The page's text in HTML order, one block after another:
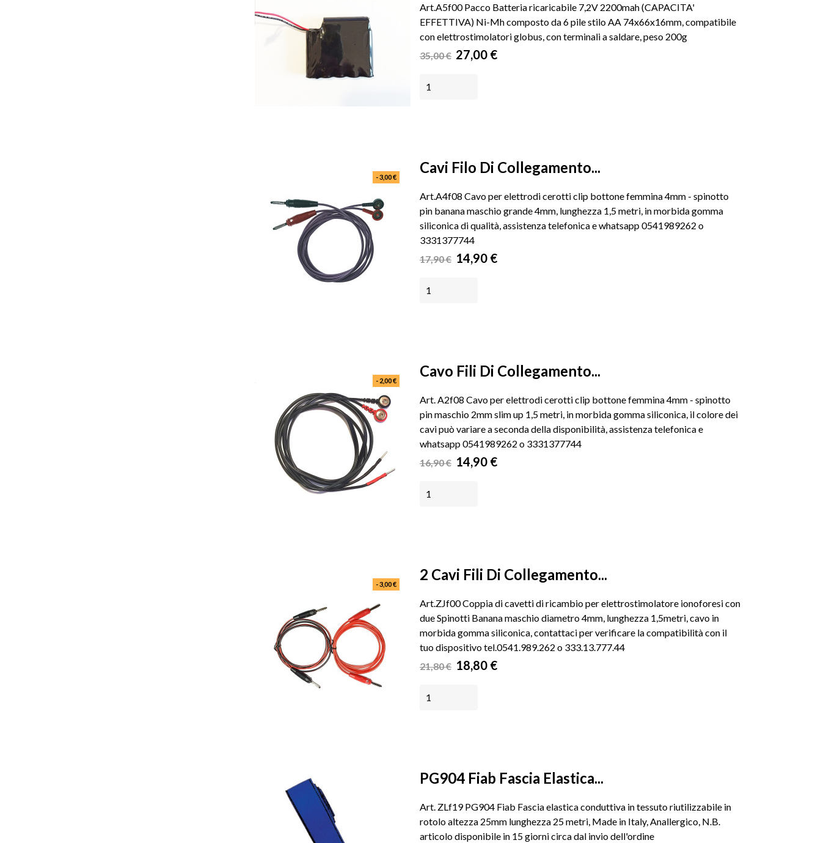
Art.A5f00 Pacco Batteria ricaricabile 7,2V 2200mah (CAPACITA'
EFFETTIVA) Ni-Mh composto da 6 pile stilo AA 74x66x16mm, compatibile
con elettrostimolatori globus, con terminali a saldare, peso 200g
Prezzo
35,00 € Prezzo
27,00 €
Cavi Filo Di Collegamento...
Art.A4f08 Cavo per elettrodi cerotti clip bottone femmina 4mm - spinotto
pin banana maschio grande 4mm, lunghezza 1,5 metri, in morbida gomma
siliconica di qualità, assistenza telefonica e whatsapp 0541989262 o
3331377744
Prezzo
17,90 € Prezzo
14,90 €
- 3,00 €
Cavo Fili Di Collegamento...
Art. A2f08 Cavo per elettrodi cerotti clip bottone femmina 4mm - spinotto
pin maschio 2mm slim up 1,5 metri, in morbida gomma siliconica, il colore dei
cavi può variare a seconda della disponibilità, assistenza telefonica e
whatsapp 0541989262 o 3331377744
Prezzo
16,90 € Prezzo
14,90 €
- 2,00 €
2 Cavi Fili Di Collegamento...
Art.ZJf00 Coppia di cavetti di ricambio per elettrostimolatore ionoforesi con
due Spinotti Banana maschio diametro 4mm, lunghezza 1,5metri, cavo in
morbida gomma siliconica, contattaci per verificare la compatibilità con il
tuo dispositivo tel.0541.989.262 o 333.13.777.44
Prezzo
21,80 € Prezzo
18,80 €
- 3,00 €
PG904 Fiab Fascia Elastica...
Art. ZLf19 PG904 Fiab Fascia elastica conduttiva in tessuto riutilizzabile in
rotolo altezza 25mm lunghezza 25 metri, Made in Italy, Anallergico, N.B.
articolo disponibile in 15 giorni circa dal invio dell'ordine